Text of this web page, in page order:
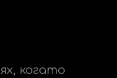
когато